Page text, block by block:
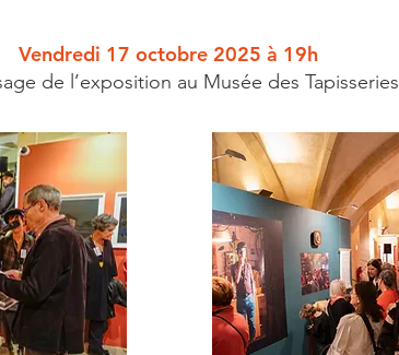
Vendredi 17 octobre 2025 à 19h
de l’exposition au Musée des Tapisseries